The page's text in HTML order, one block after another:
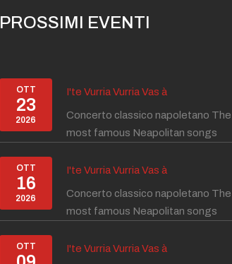
PROSSIMI EVENTI
OTT
23
2026
I'te Vurria Vurria Vas à
Concerto classico napoletano The
most famous Neapolitan songs
OTT
16
2026
I'te Vurria Vurria Vas à
Concerto classico napoletano The
most famous Neapolitan songs
OTT I'te Vurria Vurria Vas à